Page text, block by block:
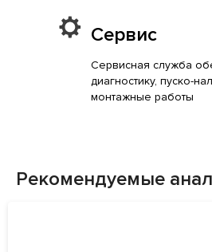
Сервис
Сервисная служба
диагностику, пуско-
монтажные работы
Рекомендуемые